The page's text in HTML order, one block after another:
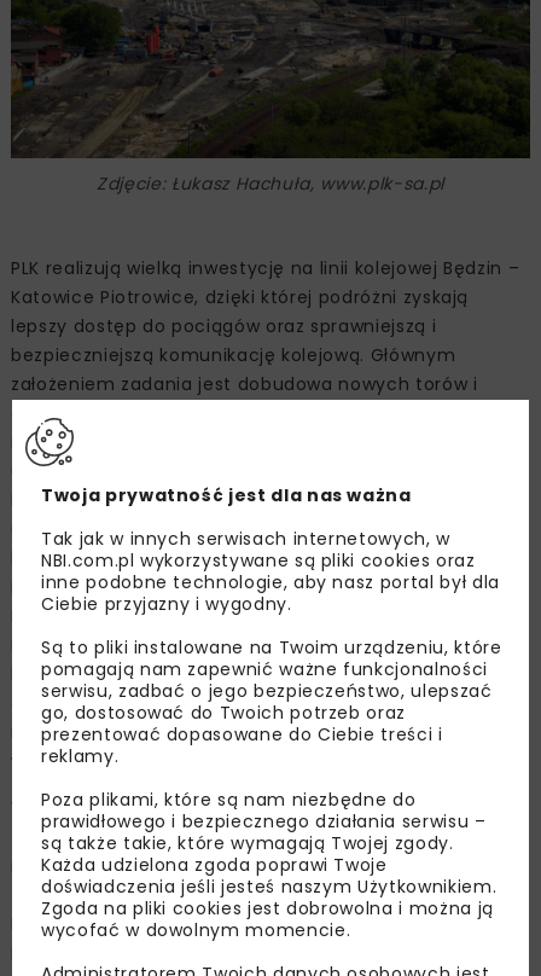
Zdjęcie: Łukasz Hachuła, www.plk-sa.pl
PLK realizują wielką inwestycję na linii kolejowej Będzin –
Katowice Piotrowice, dzięki której podróżni zyskają
lepszy dostęp do pociągów oraz sprawniejszą i
bezpieczniejszą komunikację kolejową. Głównym
założeniem zadania jest dobudowa nowych torów i
oddzielenie ruchu aglomeracyjnego od dalekobieżnego
na węźle katowickim, co poprawi przepustowość,
usprawni ruch kolejowy i zwiększy częstotliwość
kursowania pociągów. Prace prowadzone są przy
utrzymanym ruchu kolejowym, a ich tempo na
katowickim odcinku inwestycji, od Szopienic do
Piotrowic, jest utrzymane. W kolejową przebudowę
Katowic każdego dnia zaangażowanych jest 600 osób.
Do pracy wyjechało już prawie 500 maszyn, w tym
koparki, walce, dźwigi montażowe, pompy do betonu i
ciężarówki. Powierzchnia placu budowy na terenie
miasta to ok. 1,5 mln m2, co można porównać do
wielkości 214 boisk piłkarskich.
W zakresie inwestycji PLK jest przebudowa torów, sieci
trakcyjnej, stacji i przystanków oraz budowa nowej
infrastruktury pasażerskiej. Wykonawca realizuje prace
torowe na linii Mysłowice – Katowice Zawodzie –
Katowice. Na stacjach Katowice Zawodzie, Katowice i
Twoja prywatność jest dla nas ważna
Tak jak w innych serwisach internetowych, w
NBI.com.pl wykorzystywane są pliki cookies oraz
inne podobne technologie, aby nasz portal był dla
Ciebie przyjazny i wygodny.
Są to pliki instalowane na Twoim urządzeniu, które
pomagają nam zapewnić ważne funkcjonalności
serwisu, zadbać o jego bezpieczeństwo, ulepszać
go, dostosować do Twoich potrzeb oraz
prezentować dopasowane do Ciebie treści i
reklamy.
Poza plikami, które są nam niezbędne do
prawidłowego i bezpiecznego działania serwisu –
są także takie, które wymagają Twojej zgody.
Każda udzielona zgoda poprawi Twoje
doświadczenia jeśli jesteś naszym Użytkownikiem.
Zgoda na pliki cookies jest dobrowolna i można ją
wycofać w dowolnym momencie.